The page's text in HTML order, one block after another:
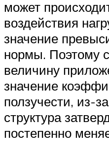
может
воздействия
значение
нормы. Поэтому
величину
значение
ползучести, из-
структура
постепенно